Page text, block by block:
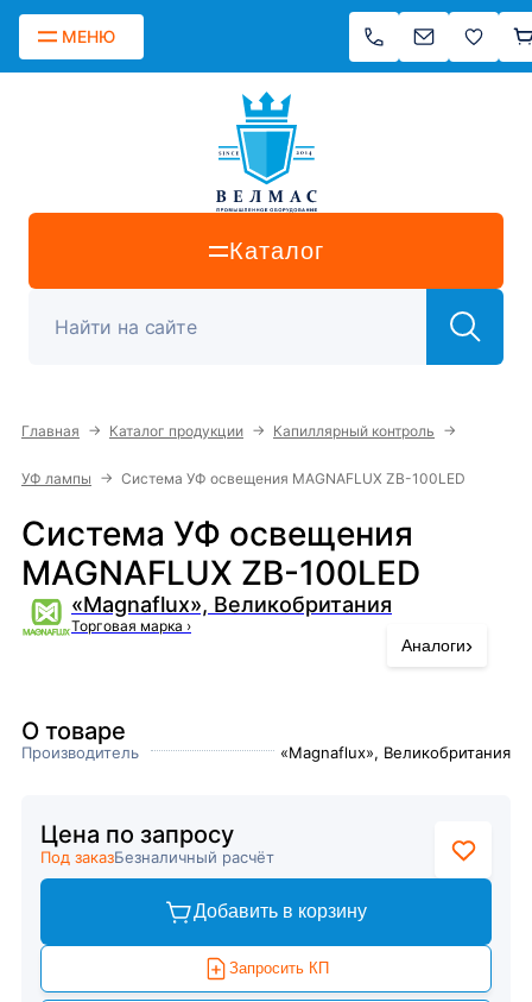
МЕНЮ
Каталог
Главная → Каталог продукции → Капиллярный контроль →
УФ лампы → Система УФ освещения MAGNAFLUX ZB-100LED
Система УФ освещения
MAGNAFLUX ZB-100LED
«Magnaflux», Великобритания
Торговая марка ›
Аналоги›
О товаре
Производитель «Magnaflux», Великобритания
Цена по запросу
Под заказБезналичный расчёт
Добавить в корзину
Запросить КП